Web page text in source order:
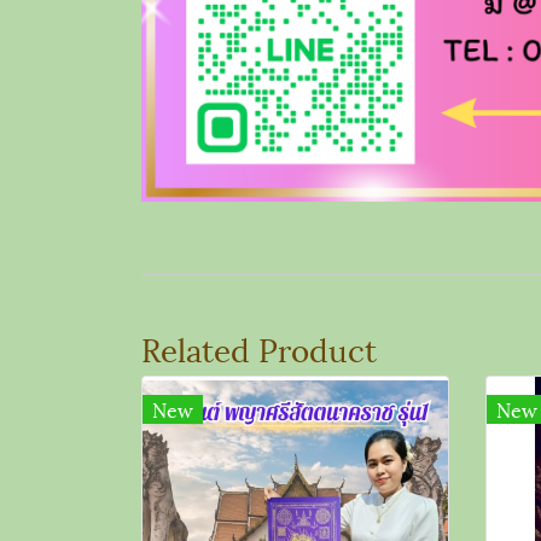
Related Product
New New